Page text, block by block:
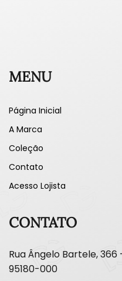
MENU
Página Inicial
A Marca
Coleção
Contato
Acesso Lojista
CONTATO
Rua Ângelo Bartele,
95180-000